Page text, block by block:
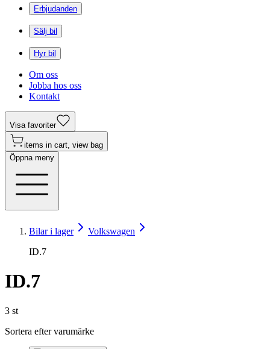
Erbjudanden
Sälj bil
Hyr bil
Om oss
Jobba hos oss
Kontakt
Visa favoriter
items in cart, view bag
Öppna meny
Bilar i lager
Volkswagen
ID.7
ID.7
3 st
Sortera efter varumärke